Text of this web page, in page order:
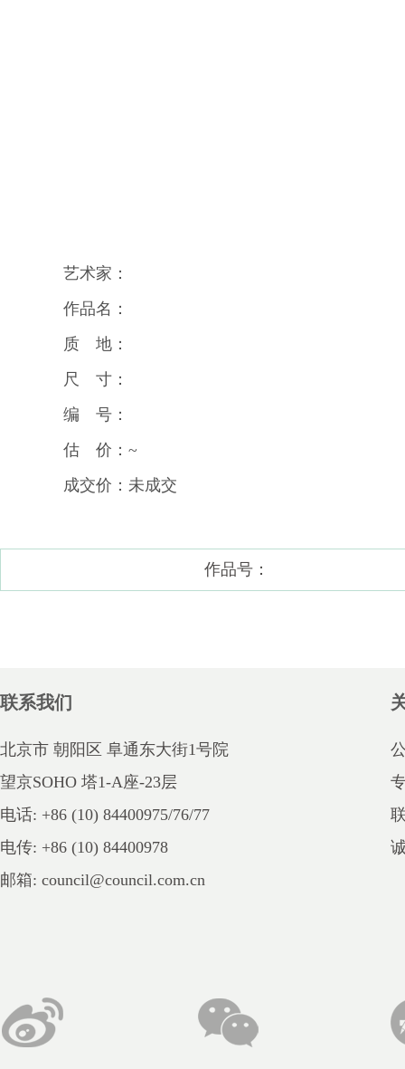
艺术家：
作品名：
质 地：
尺 寸：
编 号：
估 价：~
成交价：未成交
作品号：
联系我们
北京市 朝阳区 阜通东大街1号院
望京SOHO 塔1-A座-23层
电话: +86 (10) 84400975/76/77
电传: +86 (10) 84400978
邮箱: council@council.com.cn